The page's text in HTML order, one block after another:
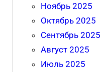
Ноябрь 2025
Октябрь 2025
Сентябрь 2025
Август 2025
Июль 2025